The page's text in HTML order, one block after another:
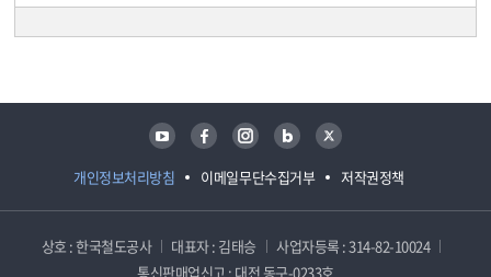
개인정보처리방침 이메일무단수집거부 저작권정책
유튜브 페이스북 인스타그램 블로그 트위터
상호 : 한국철도공사 대표자 : 김태승
사업자등록 : 314-82-10024
통신판매업신고 : 대전 동구-0233호